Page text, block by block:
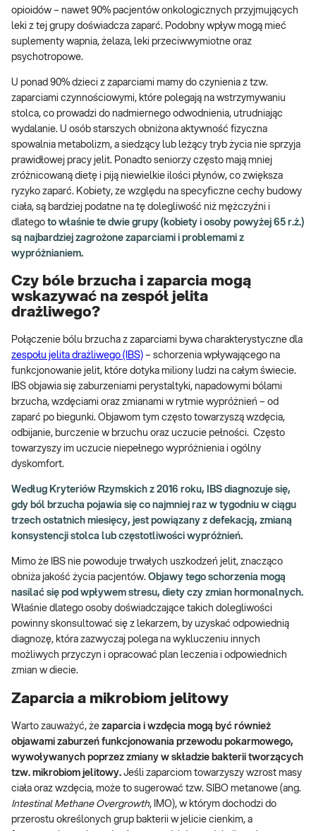
opioidów – nawet 90% pacjentów onkologicznych przyjmujących
leki z tej grupy doświadcza zaparć. Podobny wpływ mogą mieć
suplementy wapnia, żelaza, leki przeciwwymiotne oraz
psychotropowe.
U ponad 90% dzieci z zaparciami mamy do czynienia z tzw.
zaparciami czynnościowymi, które polegają na wstrzymywaniu
stolca, co prowadzi do nadmiernego odwodnienia, utrudniając
wydalanie. U osób starszych obniżona aktywność fizyczna
spowalnia metabolizm, a siedzący lub leżący tryb życia nie sprzyja
prawidłowej pracy jelit. Ponadto seniorzy często mają mniej
zróżnicowaną dietę i piją niewielkie ilości płynów, co zwiększa
ryzyko zaparć. Kobiety, ze względu na specyficzne cechy budowy
ciała, są bardziej podatne na tę dolegliwość niż mężczyźni i
dlatego to właśnie te dwie grupy (kobiety i osoby powyżej 65 r.ż.)
są najbardziej zagrożone zaparciami i problemami z
wypróżnianiem.
Czy bóle brzucha i zaparcia mogą
wskazywać na zespół jelita
drażliwego?
Połączenie bólu brzucha z zaparciami bywa charakterystyczne dla
zespołu jelita drażliwego (IBS) – schorzenia wpływającego na
funkcjonowanie jelit, które dotyka miliony ludzi na całym świecie.
IBS objawia się zaburzeniami perystaltyki, napadowymi bólami
brzucha, wzdęciami oraz zmianami w rytmie wypróżnień – od
zaparć po biegunki. Objawom tym często towarzyszą wzdęcia,
odbijanie, burczenie w brzuchu oraz uczucie pełności. Często
towarzyszy im uczucie niepełnego wypróżnienia i ogólny
dyskomfort.
Według Kryteriów Rzymskich z 2016 roku, IBS diagnozuje się,
gdy ból brzucha pojawia się co najmniej raz w tygodniu w ciągu
trzech ostatnich miesięcy, jest powiązany z defekacją, zmianą
konsystencji stolca lub częstotliwości wypróżnień.
Mimo że IBS nie powoduje trwałych uszkodzeń jelit, znacząco
obniża jakość życia pacjentów. Objawy tego schorzenia mogą
nasilać się pod wpływem stresu, diety czy zmian hormonalnych.
Właśnie dlatego osoby doświadczające takich dolegliwości
powinny skonsultować się z lekarzem, by uzyskać odpowiednią
diagnozę, która zazwyczaj polega na wykluczeniu innych
możliwych przyczyn i opracować plan leczenia i odpowiednich
zmian w diecie.
Zaparcia a mikrobiom jelitowy
Warto zauważyć, że zaparcia i wzdęcia mogą być również
objawami zaburzeń funkcjonowania przewodu pokarmowego,
wywoływanych poprzez zmiany w składzie bakterii tworzących
tzw. mikrobiom jelitowy. Jeśli zaparciom towarzyszy wzrost masy
ciała oraz wzdęcia, może to sugerować tzw. SIBO metanowe (ang.
Intestinal Methane Overgrowth, IMO), w którym dochodzi do
przerostu określonych grup bakterii w jelicie cienkim, a